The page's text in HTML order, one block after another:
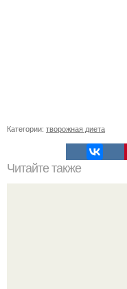
Категории: творожная диета
Читайте также